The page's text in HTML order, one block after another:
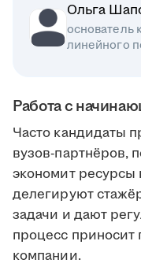
Ольга
основатель
линейного
Работа с
Часто кандидаты
вузов-партнёров,
экономит ресурсы
делегируют
задачи и дают
процесс приносит
компании.